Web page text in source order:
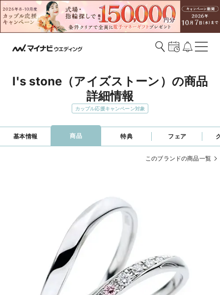
I's stone（アイズストーン）の商品
詳細情報
カップル応援キャンペーン対象
基本情報 商品 特典 フェア
このブランドの商品一覧